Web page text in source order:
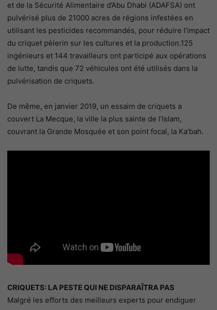
et de la Sécurité Alimentaire d’Abu Dhabi (ADAFSA) ont
pulvérisé plus de 21000 acres de régions infestées en
utilisant les pesticides recommandés, pour réduire l’impact
du criquet pèlerin sur les cultures et la production.125
ingénieurs et 144 travailleurs ont participé aux opérations
de lutte, tandis que 72 véhicules ont été utilisés dans la
pulvérisation de criquets.
De même, en janvier 2019, un essaim de criquets a
couvert La Mecque, la ville la plus sainte de l’Islam,
couvrant la Grande Mosquée et son point focal, la Ka’bah.
CRIQUETS: LA PESTE QUI NE DISPARAÎTRA PAS
Malgré les efforts des meilleurs experts pour endiguer